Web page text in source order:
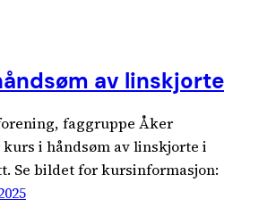
av linskjorte
faggruppe Åker
i håndsøm av linskjorte i
Se bildet for kursinformasjon: